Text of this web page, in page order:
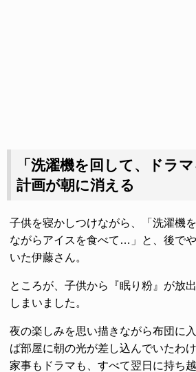
「洗濯機を回して、ドラ
計画が朝に消える
子供を寝かしつけながら、「洗濯機
ながらアイスを食べて…」と、後で
いた伊藤さん。
ところが、子供から『眠り粉』が放
しまいました。
夜の楽しみを思い描きながら布団に
ば部屋に朝の光が差し込んでいたわ
家事もドラマも、すべて翌日に持ち